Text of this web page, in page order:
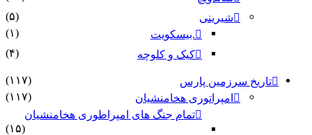
شیرینی
(۵)
.بیسکویت
(۱)
کیک و کلوچه
(۴)
تاریخ سرزمین پارس
(۱۱۷)
امپراتوری هخامنشیان
(۱۱۷)
تمام جنگ های امپراطوری هخامنشیان
(۱۵)